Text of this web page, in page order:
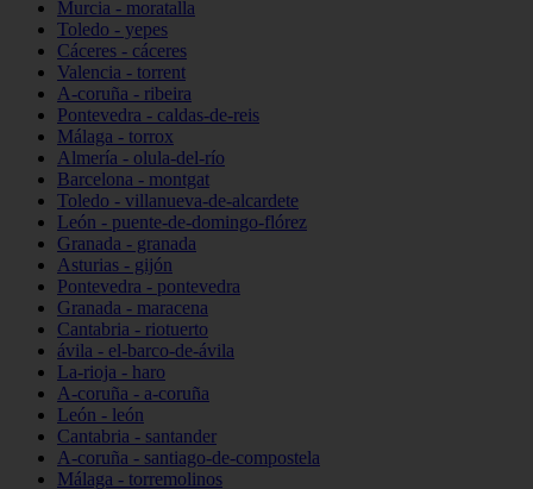
Murcia - moratalla
Toledo - yepes
Cáceres - cáceres
Valencia - torrent
A-coruña - ribeira
Pontevedra - caldas-de-reis
Málaga - torrox
Almería - olula-del-río
Barcelona - montgat
Toledo - villanueva-de-alcardete
León - puente-de-domingo-flórez
Granada - granada
Asturias - gijón
Pontevedra - pontevedra
Granada - maracena
Cantabria - riotuerto
ávila - el-barco-de-ávila
La-rioja - haro
A-coruña - a-coruña
León - león
Cantabria - santander
A-coruña - santiago-de-compostela
Málaga - torremolinos